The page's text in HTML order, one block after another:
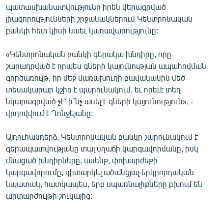
պատասխանատվությունը իրեն վերագրված
լիազորությունների շրջանակներում Կենտրոնական
բանկի հետ կիսի նաեւ կառավարությունը:
«Կենտրոնական բանկի գերակա խնդիրը, որը
շարադրված է որպես գների կայունության ապահովման
գործառույթ, իր մեջ մառախուղի բավականին մեծ
տեսակարար կշիռ է պարունակում, եւ որեւէ տեղ
նկարագրված չէ՝ ի՞նչ ասել է գների կայունություն», -
վրդովվում է Ղոնջեյանը:
Այդուհանդերձ, Կենտրոնական բանկը շարունակում է
գերապատվությանը տալ սղաճի կարգավորմանը, իսկ
մնացած խնդիրները, ասենք, փոխարժեքի
կարգավորումը, դիտարկել ածանցյալ-երկրորդական
նպատակ, հատկապես, երբ սպառնալիքները բխում են
արտարժույթի շուկայից։